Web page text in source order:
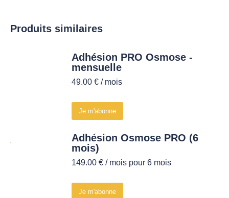
Produits similaires
Adhésion PRO Osmose -
mensuelle
49.00 € / mois
Je m'abonne
Adhésion Osmose PRO (6
mois)
149.00 € / mois pour 6 mois
Je m'abonne